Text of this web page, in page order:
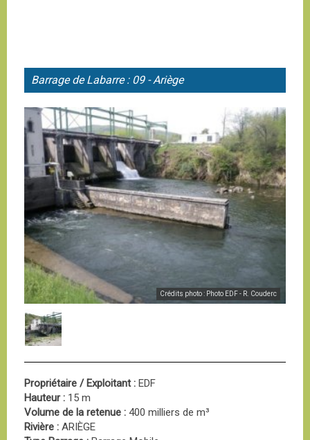
Barrage deLabarre : 09 - Ariège
Crédits photo : Photo EDF - R. Couderc
Propriétaire / Exploitant : EDF
Hauteur : 15 m
Volume de la retenue : 400 milliers de m³
Rivière : ARIÈGE